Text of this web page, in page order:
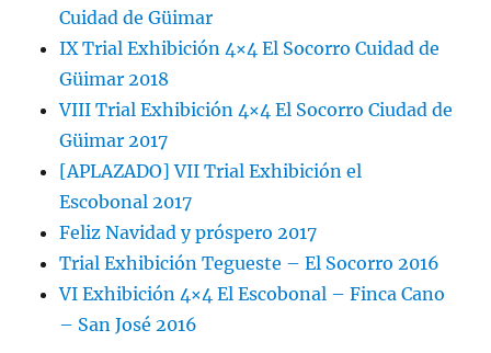
Cuidad de Güimar
IX Trial Exhibición 4×4 El Socorro Cuidad de
Güimar 2018
VIII Trial Exhibición 4×4 El Socorro Ciudad de
Güimar 2017
[APLAZADO] VII Trial Exhibición el
Escobonal 2017
Feliz Navidad y próspero 2017
Trial Exhibición Tegueste – El Socorro 2016
VI Exhibición 4×4 El Escobonal – Finca Cano
– San José 2016